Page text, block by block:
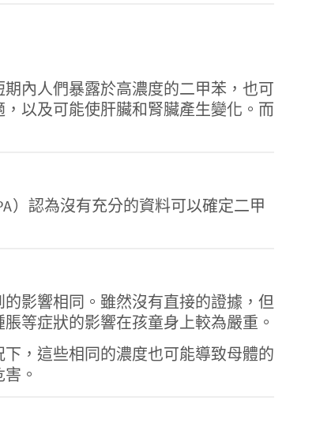
內人們暴露於高濃度的二甲苯，也可
以及可能使肝臟和腎臟產生變化。而
）認為沒有充分的資料可以確定二甲
影響相同。雖然沒有直接的證據，但
等症狀的影響在孩童身上較為嚴重。
，這些相同的濃度也可能導致母體的
。